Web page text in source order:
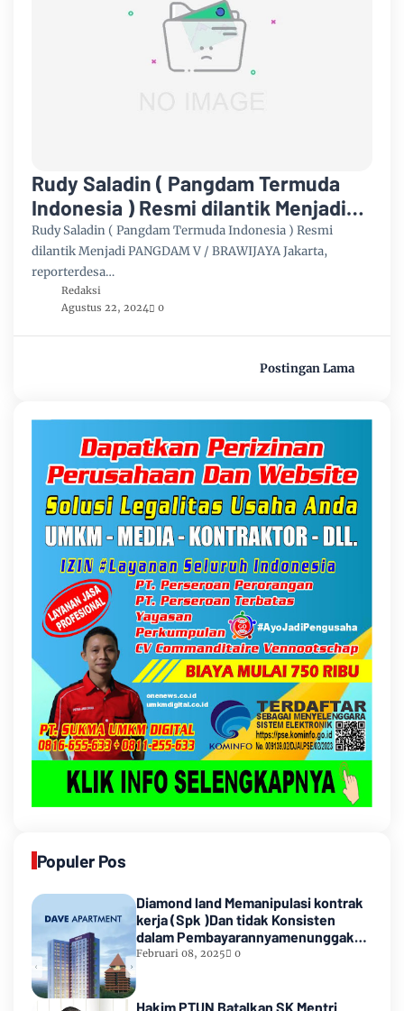
Rudy Saladin ( Pangdam Termuda
Indonesia ) Resmi dilantik Menjadi
PANGDAM V / BRAWIJAYA
Rudy Saladin ( Pangdam Termuda Indonesia ) Resmi
dilantik Menjadi PANGDAM V / BRAWIJAYA Jakarta,
reporterdesa…
Redaksi
Agustus 22, 2024
0
Postingan Lama
Populer Pos
Diamond land Memanipulasi kontrak
kerja (Spk )Dan tidak Konsisten
dalam Pembayarannyamenunggak
sampai hampir satu tahun
Februari 08, 2025 0
Hakim PTUN Batalkan SK Mentri